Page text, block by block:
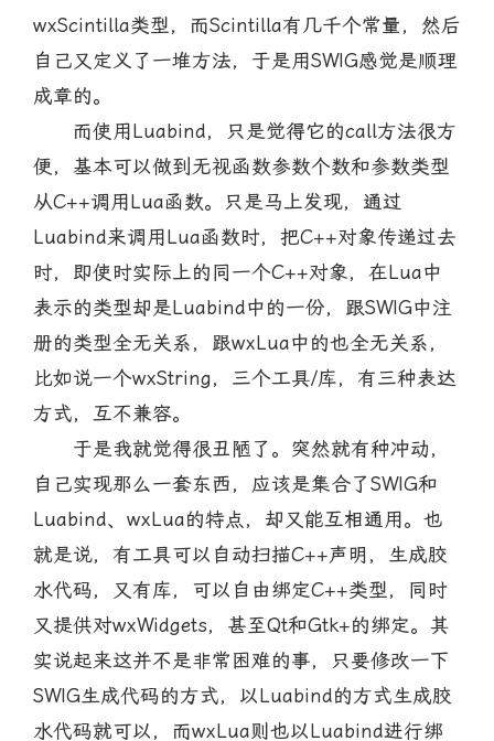
wxScintilla类型，而Scintilla有几千个常量，然后
自己又定义了一堆方法，于是用SWIG感觉是顺理
成章的。
而使用Luabind，只是觉得它的call方法很方
便，基本可以做到无视函数参数个数和参数类型
从C++调用Lua函数。只是马上发现，通过
Luabind来调用Lua函数时，把C++对象传递过去
时，即使时实际上的同一个C++对象，在Lua中
表示的类型却是Luabind中的一份，跟SWIG中注
册的类型全无关系，跟wxLua中的也全无关系，
比如说一个wxString，三个工具/库，有三种表达
方式，互不兼容。
于是我就觉得很丑陋了。突然就有种冲动，
自己实现那么一套东西，应该是集合了SWIG和
Luabind、wxLua的特点，却又能互相通用。也
就是说，有工具可以自动扫描C++声明，生成胶
水代码，又有库，可以自由绑定C++类型，同时
又提供对wxWidgets，甚至Qt和Gtk+的绑定。其
实说起来这并不是非常困难的事，只要修改一下
SWIG生成代码的方式，以Luabind的方式生成胶
水代码就可以，而wxLua则也以Luabind进行绑